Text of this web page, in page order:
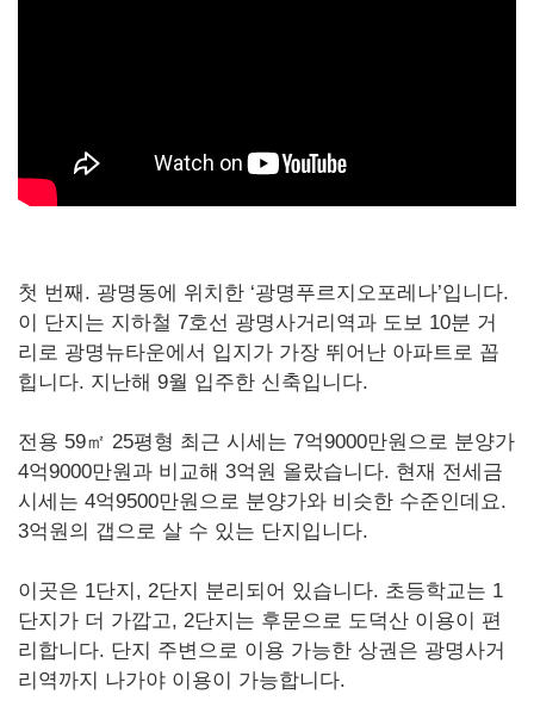
첫 번째. 광명동에 위치한 ‘광명푸르지오포레나’입니다.
이 단지는 지하철 7호선 광명사거리역과 도보 10분 거
리로 광명뉴타운에서 입지가 가장 뛰어난 아파트로 꼽
힙니다. 지난해 9월 입주한 신축입니다.
전용 59㎡ 25평형 최근 시세는 7억9000만원으로 분양가
4억9000만원과 비교해 3억원 올랐습니다. 현재 전세금
시세는 4억9500만원으로 분양가와 비슷한 수준인데요.
3억원의 갭으로 살 수 있는 단지입니다.
이곳은 1단지, 2단지 분리되어 있습니다. 초등학교는 1
단지가 더 가깝고, 2단지는 후문으로 도덕산 이용이 편
리합니다. 단지 주변으로 이용 가능한 상권은 광명사거
리역까지 나가야 이용이 가능합니다.